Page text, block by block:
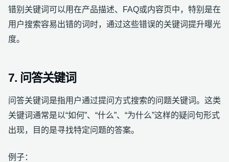
错别关键词可以用在产品描述、FAQ或内容页中，特别是在
用户搜索容易出错的词时，通过这些错误的关键词提升曝光
度。
7. 问答关键词
问答关键词是指用户通过提问方式搜索的问题关键词。这类
关键词通常是以“如何”、“什么”、“为什么”这样的疑问句形式
出现，目的是寻找特定问题的答案。
例子：